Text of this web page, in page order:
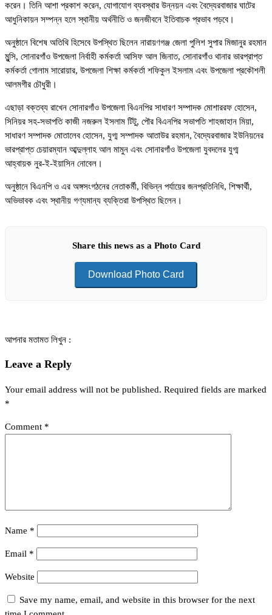
করেন। তিনি আশা প্রকাশ করেন, যোগাযোগ ব্যবস্থার উন্নয়ন এবং বৈদ্যেরবাজার ঘাটের
আধুনিকায়ন সম্পন্ন হলে স্থানীয় অর্থনীতি ও জনজীবনে ইতিবাচক প্রভাব পড়বে।
অনুষ্ঠানে বিশেষ অতিথি হিসেবে উপস্থিত ছিলেন নারায়ণগঞ্জ জেলা পুলিশ সুপার মিজানুর রহমান
মুন্সি, সোনারগাঁও উপজেলা নির্বাহী কর্মকর্তা আসিফ আল জিনাত, সোনারগাঁও থানার ভারপ্রাপ্ত
কর্মকর্তা গোলাম সারোয়ার, উপজেলা শিক্ষা কর্মকর্তা শফিকুল ইসলাম এবং উপজেলা প্রকৌশলী
আলমগীর চৌধুরী।
এছাড়া বক্তব্য রাখেন সোনারগাঁও উপজেলা বিএনপির সাধারণ সম্পাদক মোশাররফ হোসেন,
সিনিয়র সহ-সভাপতি কাজী নজরুল ইসলাম টিটু, পৌর বিএনপির সভাপতি শাহজাহান মিয়া,
সাধারণ সম্পাদক মোতালেব হোসেন, যুগ্ম সম্পাদক আতাউর রহমান, বৈদ্যেরবাজার ইউনিয়নের
ভারপ্রাপ্ত চেয়ারম্যান আব্দুল্লাহ আল মামুন এবং সোনারগাঁও উপজেলা যুবদলের যুগ্ম
আহ্বায়ক নুর-ই-ইয়াসিন নোবেল।
অনুষ্ঠানে বিএনপি ও এর অঙ্গসংগঠনের নেতাকর্মী, বিভিন্ন পর্যায়ের জনপ্রতিনিধি, শিক্ষার্থী,
অভিভাবক এবং স্থানীয় গণ্যমান্য ব্যক্তিরা উপস্থিত ছিলেন।
Share this news as a Photo Card
Download Photo Card
আপনার মতামত লিখুন :
Leave a Reply
Your email address will not be published. Required fields are marked
*
Comment *
Name *
Email *
Website
Save my name, email, and website in this browser for the next